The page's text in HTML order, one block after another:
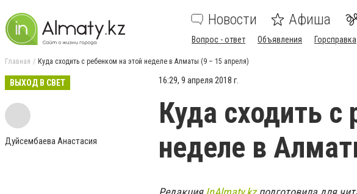
Новости Афиша
Вопрос - ответ Объявления Горсправка
Главная Куда сходить с ребенком на этой неделе в Алматы (9 – 15 апреля)
ВЫХОД В СВЕТ
Дуйсембаева Анастасия
16:29, 9 апреля 2018 г.
Куда сходить с
неделе в